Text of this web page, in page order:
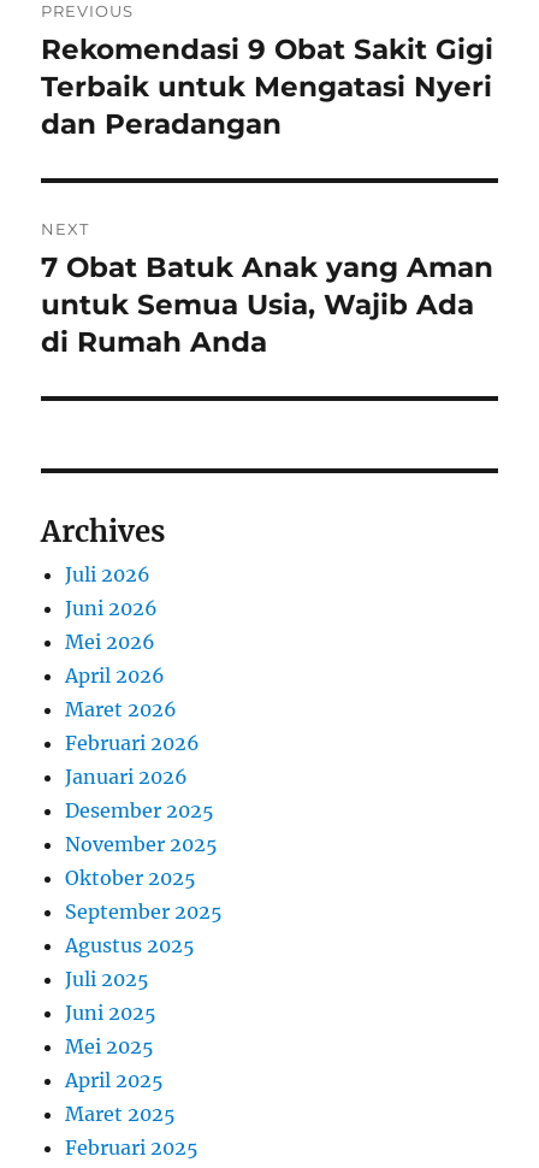
pos
PREVIOUS
Previous
post:
Rekomendasi 9 Obat Sakit Gigi
Terbaik untuk Mengatasi Nyeri
dan Peradangan
NEXT
Next
post:
7 Obat Batuk Anak yang Aman
untuk Semua Usia, Wajib Ada
di Rumah Anda
Archives
Juli 2026
Juni 2026
Mei 2026
April 2026
Maret 2026
Februari 2026
Januari 2026
Desember 2025
November 2025
Oktober 2025
September 2025
Agustus 2025
Juli 2025
Juni 2025
Mei 2025
April 2025
Maret 2025
Februari 2025